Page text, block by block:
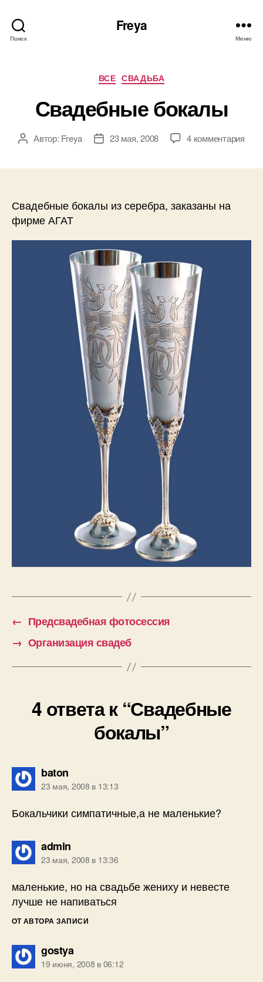
Поиск
Freya
Меню
Рубрики
ВСЕ СВАДЬБА
Свадебные бокалы
АвторАвтор: Freya
Дата23 мая, 2008 4 комментарияк
Свадебные бокалы из серебра, заказаны на
фирме АГАТ
← Предсвадебная фотосессия
→ Организация свадеб
4 ответа к “Свадебные
бокалы”
batonпишет:
23 мая, 2008 в 13:13
Бокальчики симпатичные,а не маленькие?
adminпишет:
23 мая, 2008 в 13:36
маленькие, но на свадьбе жениху и невесте
лучше не напиваться
ОТ АВТОРА ЗАПИСИ
gostyaпишет:
19 июня, 2008 в 06:12